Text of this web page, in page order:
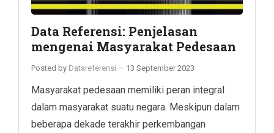
Data Referensi: Penjelasan
mengenai Masyarakat Pedesaan
Posted by Datareferensi — 13 September 2023
Masyarakat pedesaan memiliki peran integral
dalam masyarakat suatu negara. Meskipun dalam
beberapa dekade terakhir perkembangan